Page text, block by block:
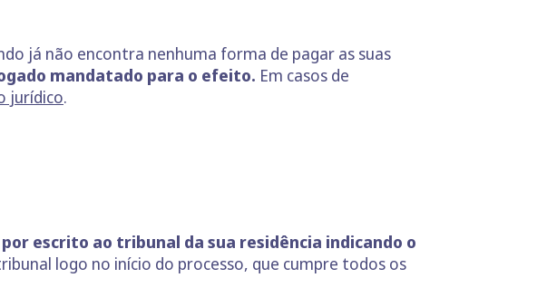
já não encontra nenhuma forma de pagar as suas
mandatado para o efeito. Em casos de
jurídico.
escrito ao tribunal da sua residência indicando o
logo no início do processo, que cumpre todos os